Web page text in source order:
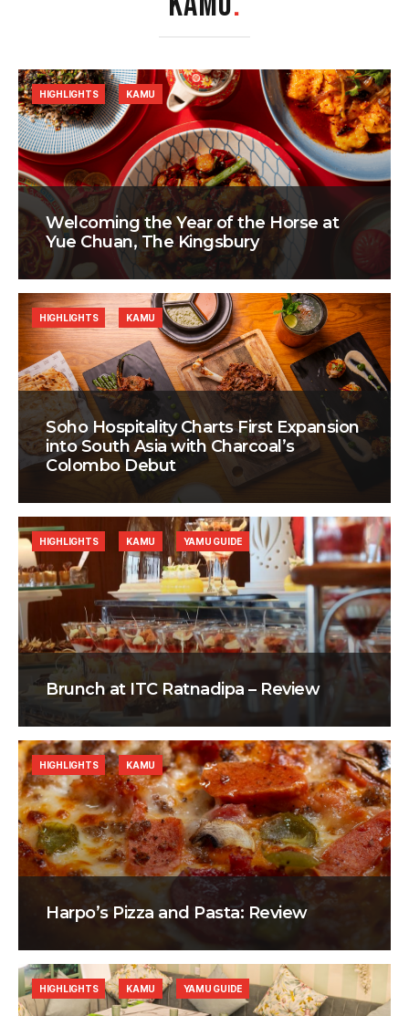
Welcoming the Year of the Horse at
Yue Chuan, The Kingsbury
HIGHLIGHTS KAMU
Soho Hospitality Charts First Expansion
into South Asia with Charcoal’s
Colombo Debut
HIGHLIGHTS KAMU
Brunch at ITC Ratnadipa – Review
HIGHLIGHTS KAMU YAMU GUIDE
Harpo’s Pizza and Pasta: Review
HIGHLIGHTS KAMU
HIGHLIGHTS KAMU YAMU GUIDE